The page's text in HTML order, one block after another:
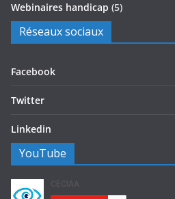
Webinaires handicap (5)
Réseaux sociaux
Facebook
Twitter
Linkedin
YouTube